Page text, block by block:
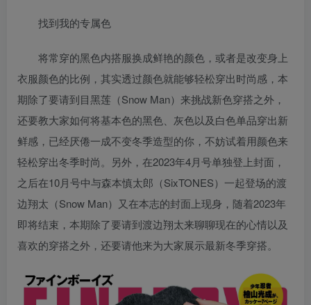
找到我的专属色
将常穿的黑色内搭服换成鲜艳的颜色，或者是改变身上
衣服颜色的比例，其实透过颜色就能够轻松穿出时尚感，本
期除了要请到目黑莲（Snow Man）来挑战新色穿搭之外，
还要教大家如何将基本色的黑色、灰色以及白色单品穿出新
鲜感，已经厌倦一成不变冬季造型的你，不妨试着用颜色来
轻松穿出冬季时尚。另外，在2023年4月号单独登上封面，
之后在10月号中与森本慎太郎（SixTONES）一起登场的渡
边翔太（Snow Man）又在本志的封面上现身，随着2023年
即将结束，本期除了要请到渡边翔太来聊聊现在的心情以及
喜欢的穿搭之外，还要请他来为大家展示最新冬季穿搭。